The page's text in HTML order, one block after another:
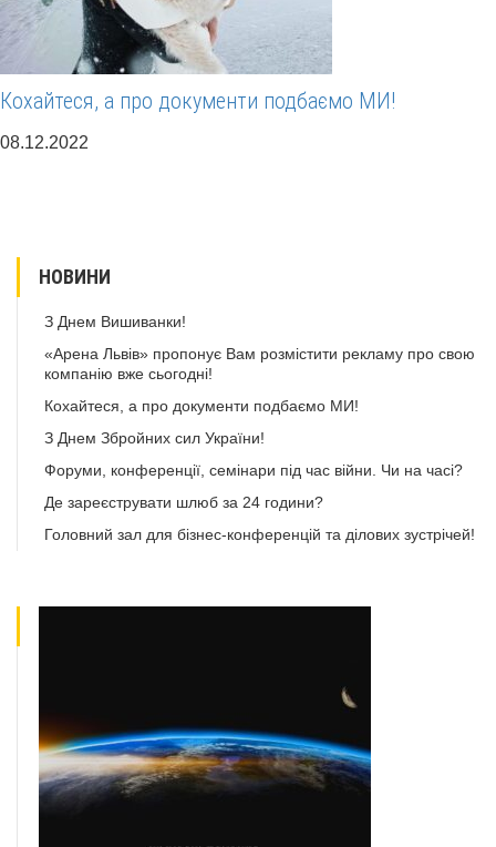
Кохайтеся, а про документи подбаємо МИ!
08.12.2022
НОВИНИ
З Днем Вишиванки!
«Арена Львів» пропонує Вам розмістити рекламу про свою
компанію вже сьогодні!
Кохайтеся, а про документи подбаємо МИ!
З Днем Збройних сил України!
Форуми, конференції, семінари під час війни. Чи на часі?
Де зареєструвати шлюб за 24 години?
Головний зал для бізнес-конференцій та ділових зустрічей!